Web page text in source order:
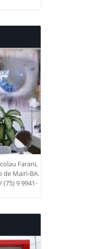
Farani,
de Mairi-BA.
(75) 9 9941-